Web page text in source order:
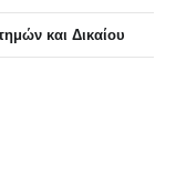
και Δικαίου